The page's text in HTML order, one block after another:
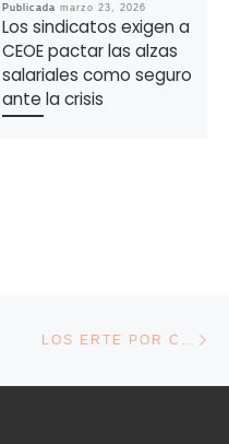
Publicada marzo 23, 2026
Los sindicatos exigen a
CEOE pactar las alzas
salariales como seguro
ante la crisis
VOLVER A LA LISTA DE